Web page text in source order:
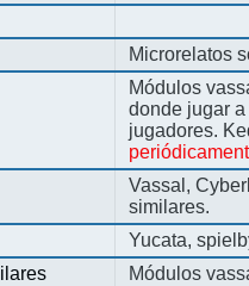
Microrelatos
Módulos
donde jugar
jugadores.
Vassal,
similares.
Yucata,
Módulos